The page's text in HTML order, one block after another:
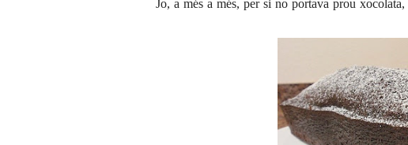
Jo, a més a més, per si no portava prou